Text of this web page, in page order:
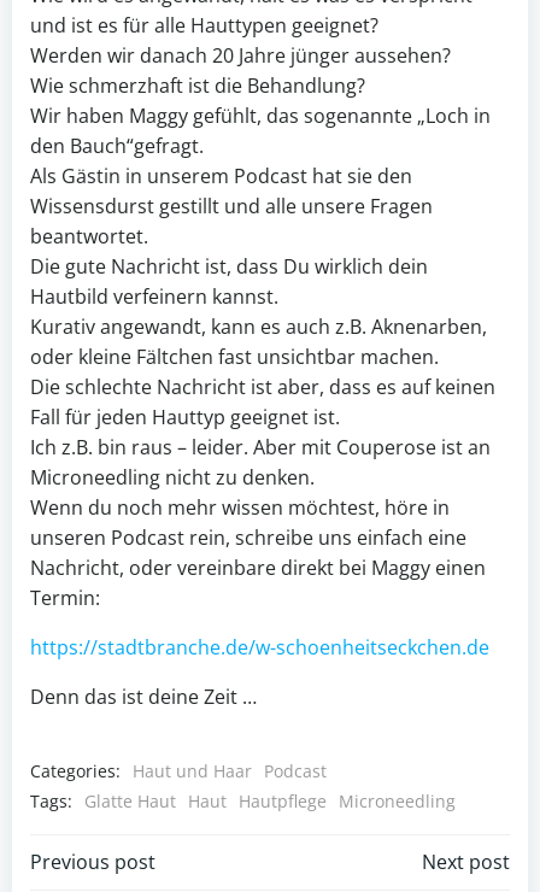
und ist es für alle Hauttypen geeignet?
Werden wir danach 20 Jahre jünger aussehen?
Wie schmerzhaft ist die Behandlung?
Wir haben Maggy gefühlt, das sogenannte „Loch in
den Bauch“gefragt.
Als Gästin in unserem Podcast hat sie den
Wissensdurst gestillt und alle unsere Fragen
beantwortet.
Die gute Nachricht ist, dass Du wirklich dein
Hautbild verfeinern kannst.
Kurativ angewandt, kann es auch z.B. Aknenarben,
oder kleine Fältchen fast unsichtbar machen.
Die schlechte Nachricht ist aber, dass es auf keinen
Fall für jeden Hauttyp geeignet ist.
Ich z.B. bin raus – leider. Aber mit Couperose ist an
Microneedling nicht zu denken.
Wenn du noch mehr wissen möchtest, höre in
unseren Podcast rein, schreibe uns einfach eine
Nachricht, oder vereinbare direkt bei Maggy einen
Termin:
https://stadtbranche.de/w-schoenheitseckchen.de
Denn das ist deine Zeit …
Categories: Haut und Haar Podcast
Tags:
Glatte Haut Haut Hautpflege Microneedling
Post
Previous post Next post